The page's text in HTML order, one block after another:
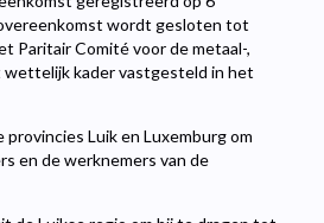
wordt gesloten tot
Paritair Comité voor de metaal-,
wettelijk kader vastgesteld in het
Luik en Luxemburg om
en de werknemers van de